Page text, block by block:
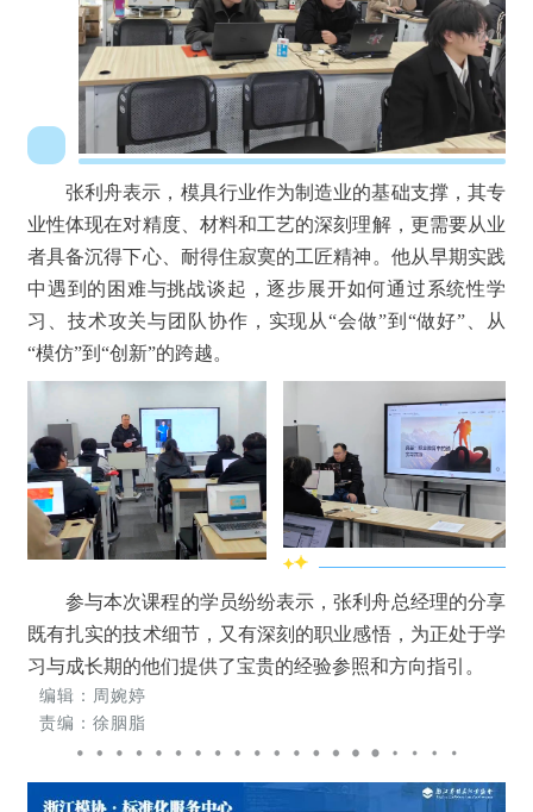
张利舟表示，模具行业作为制造业的基础支撑，其专
业性体现在对精度、材料和工艺的深刻理解，更需要从业
者具备沉得下心、耐得住寂寞的工匠精神。他从早期实践
中遇到的困难与挑战谈起，逐步展开如何通过系统性学
习、技术攻关与团队协作，实现从“会做”到“做好”、从
“模仿”到“创新”的跨越。
参与本次课程的学员纷纷表示，张利舟总经理的分享
既有扎实的技术细节，又有深刻的职业感悟，为正处于学
习与成长期的他们提供了宝贵的经验参照和方向指引。
编辑：周婉婷
责编：徐胭脂